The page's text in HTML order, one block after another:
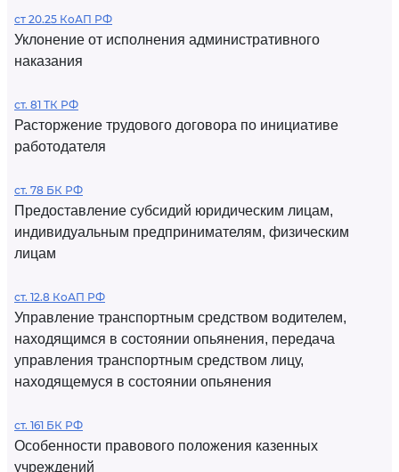
ст 20.25 КоАП РФ
Уклонение от исполнения административного
наказания
ст. 81 ТК РФ
Расторжение трудового договора по инициативе
работодателя
ст. 78 БК РФ
Предоставление субсидий юридическим лицам,
индивидуальным предпринимателям, физическим
лицам
ст. 12.8 КоАП РФ
Управление транспортным средством водителем,
находящимся в состоянии опьянения, передача
управления транспортным средством лицу,
находящемуся в состоянии опьянения
ст. 161 БК РФ
Особенности правового положения казенных
учреждений